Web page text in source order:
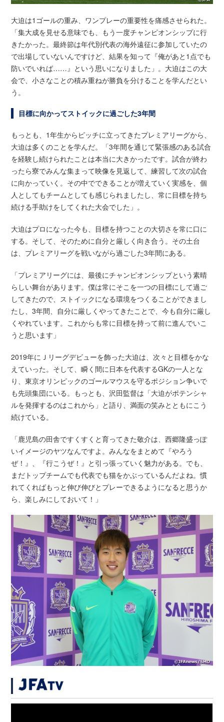
大迫は1ゴールの重み、ワンプレーの重要性を痛感させられた。
「集大成を見せる意味でも、もう一度チャンピオンシップに行
きたかった。最終節は年代別代表の海外遠征に参加していたの
で出場していないんですけど、結果を知って『俺があと1点でも
防いでいれば……』という思いになりました」。大迫はこの大
会で、小さなことの積み重ねが勝負を分けることを学んだとい
う。
目標に向かってストイックに過ごした3年間
もっとも、1年生からピッチに立ってきたプレミアリーグから、
大迫は多くのことを学んだ。「3年間を通じて緊張感のある試合
を経験し続けられたことは本当に大きかったです。試合が終わ
ったら寮でみんな集まって映像を見返して、練習して次の試合
に向かっていく。その中でできることが増えていく実感を、個
人としてもチームとしても感じられましたし、常に目標を持ち
続ける手助けをしてくれた大会でした」。
大迫はプロになった今も、目標を持つことの大切さを常に口に
する。そして、そのために自分と厳しく向き合う。その土台
は、プレミアリーグを戦いながら過ごした3年間にある。
「プレミアリーグには、最後にチャンピオンシップという素晴
らしい舞台があります。僕は常にそこを一つの目標にして過ご
してきたので、ストイックになる環境をつくることができまし
たし、3年間、自分に厳しくやってきたことで、今も自分に厳し
くやれています。これからも常に目標を持って前に進んでいこ
うと思います」
2019年にＪリーグデビューを飾った大迫は、次々と目標をかな
えていった。そして、瞬く間に日本を代表するGKの一人とな
り、東京オリンピックのゴールマウスを守るポジション争いで
も先頭集団にいる。もっとも、沢田監督は「大迫がポテンシャ
ルを発揮するのはこれから」と語り、満面の笑みとともにこう
続けている。
「鹿児島の田舎ですくすくと育ってきた敬介は、西郷隆盛っぽ
いイメージのヤツなんですよ。みんなをまとめて『やろう
ぜ！』、『行こうぜ！』と引っ張っていく魅力がある。でも、
まだトップチームでも代表でも猫をかぶっているんだよね。慣
れてくればもっと伸び伸びとプレーできるようになると思うか
ら、楽しみにしておいて！」